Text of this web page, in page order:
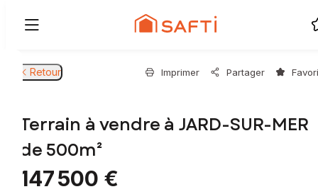
Retour Imprimer Partager
Terrain à vendre à JARD-SUR-MER
de 500m²
147 500 €